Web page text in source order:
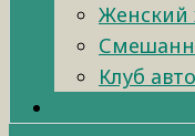
Женский
Клуб